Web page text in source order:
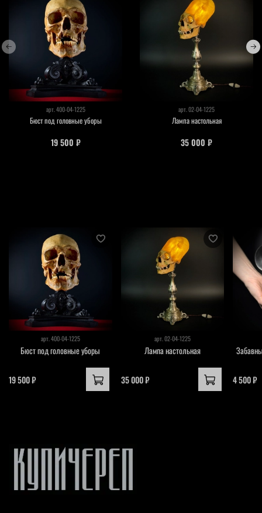
арт.400-04-1225
Бюст под головные уборы
19 500 ₽
арт.02-04-1225
Лампа настольная
35 000 ₽
арт.400-04-1225
Бюст под головные уборы
19 500 ₽
арт.02-04-1225
Лампа настольная
35 000 ₽ 4 500 ₽